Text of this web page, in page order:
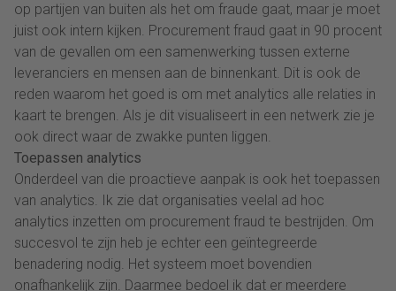
op partijen van buiten als het om fraude gaat, maar je moet
juist ook intern kijken. Procurement fraud gaat in 90 procent
van de gevallen om een samenwerking tussen externe
leveranciers en mensen aan de binnenkant. Dit is ook de
reden waarom het goed is om met analytics alle relaties in
kaart te brengen. Als je dit visualiseert in een netwerk zie je
ook direct waar de zwakke punten liggen.
Toepassen analytics
Onderdeel van die proactieve aanpak is ook het toepassen
van analytics. Ik zie dat organisaties veelal ad hoc
analytics inzetten om procurement fraud te bestrijden. Om
succesvol te zijn heb je echter een geïntegreerde
benadering nodig. Het systeem moet bovendien
onafhankelijk zijn. Daarmee bedoel ik dat er meerdere